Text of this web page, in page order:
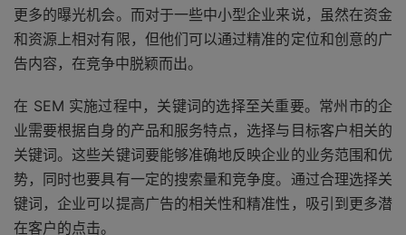
更多的曝光机会。而对于一些中小型企业来说，虽然在资金
和资源上相对有限，但他们可以通过精准的定位和创意的广
告内容，在竞争中脱颖而出。
在 SEM 实施过程中，关键词的选择至关重要。常州市的企
业需要根据自身的产品和服务特点，选择与目标客户相关的
关键词。这些关键词要能够准确地反映企业的业务范围和优
势，同时也要具有一定的搜索量和竞争度。通过合理选择关
键词，企业可以提高广告的相关性和精准性，吸引到更多潜
在客户的点击。